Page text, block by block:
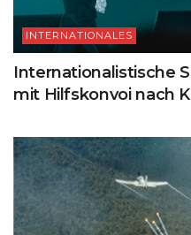
INTERNATIONALES
Internationalistische
mit Hilfskonvoi nach